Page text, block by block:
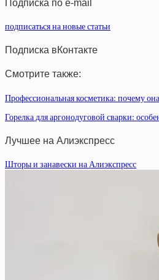
Подписка по e-mail
подписаться на новые статьи
Подписка вКонтакте
Смотрите также:
Профессиональная косметика: почему
Горелка для аргонодуговой сварки:
Лучшее на Алиэкспресс
Шторы и занавески на Алиэкспресс